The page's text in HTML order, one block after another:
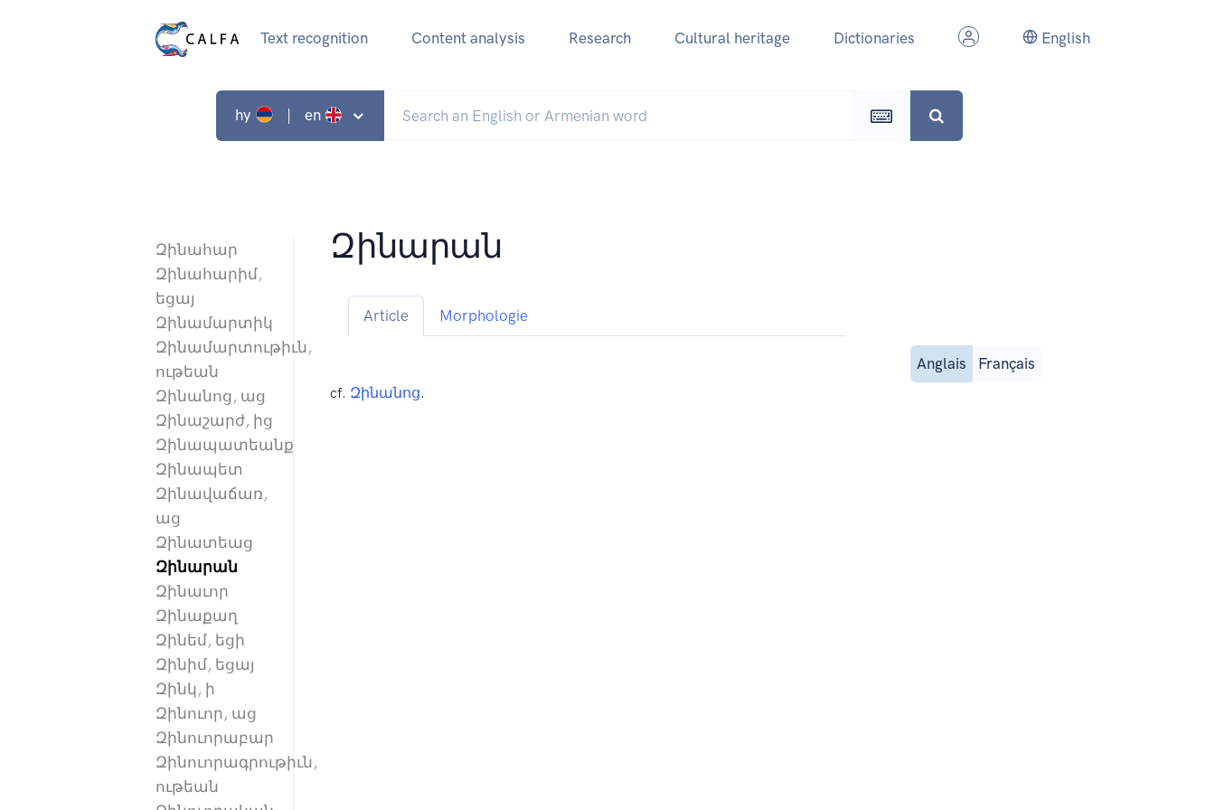
Text recognition Content analysis Research Cultural heritage Dictionaries English
hy | en
Զինահար
Զինահարիմ,
եցայ
Զինամարտիկ
Զինամարտութիւն,
ութեան
Զինանոց, աց
Զինաշարժ, ից
Զինապատեանք
Զինապետ
Զինավաճառ,
աց
Զինատեաց
Զինարան
Զինաւոր
Զինաքաղ
Զինեմ, եցի
Զինիմ, եցայ
Զինկ, ի
Զինուոր, աց
Զինուորաբար
Զինուորագրութիւն,
ութեան
Զինարան
Article Morphologie
Anglais Français
cf. Զինանոց.